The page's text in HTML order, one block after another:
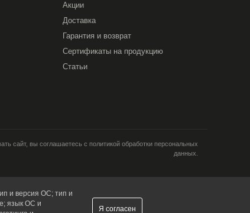
Акции
Доставка
Гарантия и возврат
Сертификаты на продукцию
Статьи
сайт, вы соглашаетесь с политикой обработки персональных
данных.
и версия ОС; тип и
язык ОС и
Я согласен